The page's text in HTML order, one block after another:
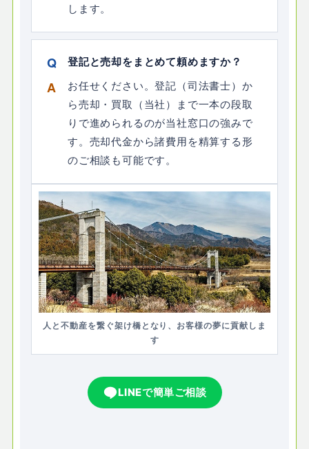
します。
登記と売却をまとめて頼めますか？
お任せください。登記（司法書士）か
ら売却・買取（当社）まで一本の段取
りで進められるのが当社窓口の強みで
す。売却代金から諸費用を精算する形
のご相談も可能です。
人と不動産を繋ぐ架け橋となり、お客様の夢に貢献しま
す
LINEで簡単ご相談